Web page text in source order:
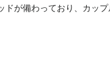
ドが備わっており、カッ